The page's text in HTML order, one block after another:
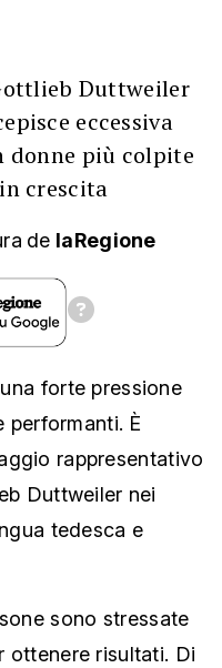
Duttweiler
eccessiva
donne più colpite
crescita
de laRegione
forte pressione
performanti. È
rappresentativo
Duttweiler nei
tedesca e
sono stressate
ottenere risultati. Di